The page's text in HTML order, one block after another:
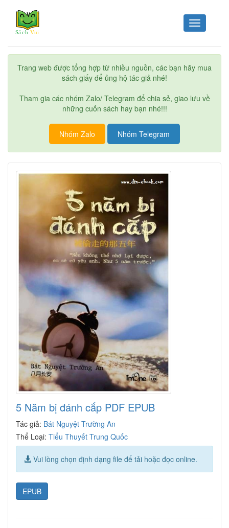
Toggle
navigation
Trang web được tổng hợp từ nhiều nguồn, các bạn hãy mua
sách giấy để ủng hộ tác giả nhé!
Tham gia các nhóm Zalo/ Telegram để chia sẻ, giao lưu về
những cuốn sách hay bạn nhé!!!
Nhóm Zalo Nhóm Telegram
5 Năm bị đánh cắp PDF EPUB
Tác giả: Bát Nguyệt Trường An
Thể Loại: Tiểu Thuyết Trung Quốc
Vui lòng chọn định dạng file để tải hoặc đọc online.
EPUB